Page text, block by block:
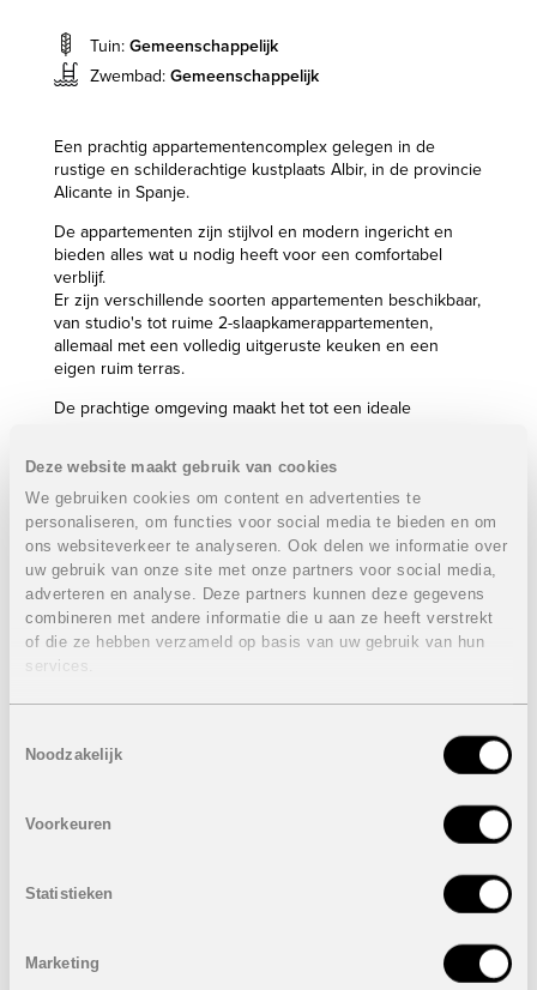
Deze website maakt gebruik van cookies
We gebruiken cookies om content en advertenties te
personaliseren, om functies voor social media te bieden en om
ons websiteverkeer te analyseren. Ook delen we informatie over
uw gebruik van onze site met onze partners voor social media,
adverteren en analyse. Deze partners kunnen deze gegevens
combineren met andere informatie die u aan ze heeft verstrekt
of die ze hebben verzameld op basis van uw gebruik van hun
services.
Noodzakelijk
Voorkeuren
Statistieken
Marketing
Tuin: Gemeenschappelijk
Zwembad: Gemeenschappelijk
Een prachtig appartementencomplex gelegen in de
rustige en schilderachtige kustplaats Albir, in de provincie
Alicante in Spanje.
De appartementen zijn stijlvol en modern ingericht en
bieden alles wat u nodig heeft voor een comfortabel
verblijf.
Er zijn verschillende soorten appartementen beschikbaar,
van studio's tot ruime 2-slaapkamerappartementen,
allemaal met een volledig uitgeruste keuken en een
eigen ruim terras.
De prachtige omgeving maakt het tot een ideale
het Natuurpark Serra Gelada, waar u kunt genieten van
prachtige wandelingen en wandeltochten.
Het strand van Albir ligt op slechts 10 minuten
loopafstand van het complex en biedt een
adembenemend uitzicht op de Middellandse Zee.
Het volledige project beschikt over meerdere
gemeenschappelijke buitenzwembaden, poolbar,
verwarmd binnenzwembad, ondergrondse garage, padel-
watersportmateriaal.
in een prachtige omgeving, dan is dit de perfecte keuze
voor uw vakantie in Albir.